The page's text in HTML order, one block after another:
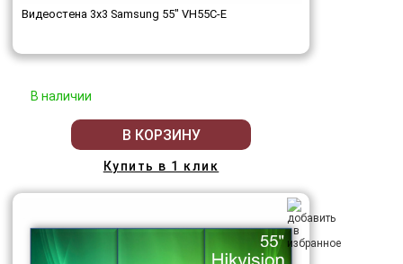
Видеостена 3x3 Samsung 55" VH55C-E
В наличии
В КОРЗИНУ
Купить в 1 клик